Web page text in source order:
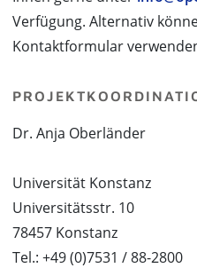
Verfügung. Alternativ
Kontaktformular
Dr. Anja Oberländer
Universität Konstanz
Universitätsstr. 10
78457 Konstanz
Tel.: +49 (0)7531 / 88-2800